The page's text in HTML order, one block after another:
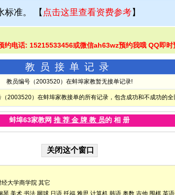
准。 【 点击这里查看资费参考】
约电话: 15215533456或微信ah63wz预约我哦 QQ即时
教员接单记录
教员编号（2003520）在蚌埠家教暂无接单记录!
2003520）在蚌埠家教接单的所有记录，包含成功和不成功的全
蚌埠63家教网 推 荐 金 牌 教 员的 相 册
经大学商学院 其它
琴 美术 书法 网球 日语 托福 雅思 计算机 韩语 奥数 吉他 围棋 英